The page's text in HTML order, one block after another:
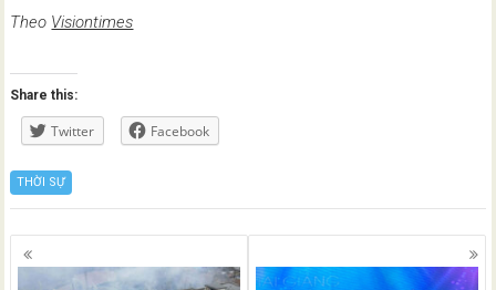
Theo Visiontimes
Share this:
Twitter Facebook
THỜI SỰ
Posts
navigation